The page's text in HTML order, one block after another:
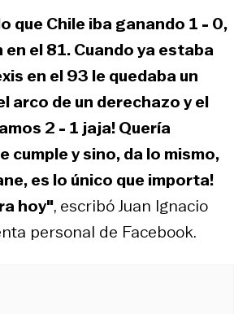
que Chile iba ganando 1 - 0,
el 81. Cuando ya estaba
en el 93 le quedaba un
arco de un derechazo y el
2 - 1 jaja! Quería
cumple y sino, da lo mismo,
es lo único que importa!
hoy", escribó Juan Ignacio
personal de Facebook.